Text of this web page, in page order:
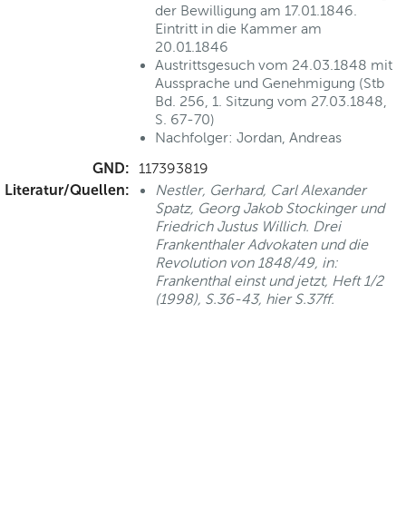
der Bewilligung am 17.01.1846.
Eintritt in die Kammer am
20.01.1846
Austrittsgesuch vom 24.03.1848 mit
Aussprache und Genehmigung (Stb
Bd. 256, 1. Sitzung vom 27.03.1848,
S. 67-70)
Nachfolger: Jordan, Andreas
GND: 117393819
Literatur/Quellen:
Nestler, Gerhard, Carl Alexander
Spatz, Georg Jakob Stockinger und
Friedrich Justus Willich. Drei
Frankenthaler Advokaten und die
Revolution von 1848/49, in:
Frankenthal einst und jetzt, Heft 1/2
(1998), S.36-43, hier S.37ff.